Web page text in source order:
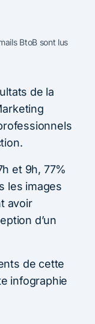
BtoB sont lus
de la
et 9h, 77%
les images
avoir
d’un
de cette
infographie